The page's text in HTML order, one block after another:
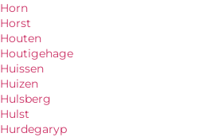
Horn
Horst
Houten
Houtigehage
Huissen
Huizen
Hulsberg
Hulst
Hurdegaryp